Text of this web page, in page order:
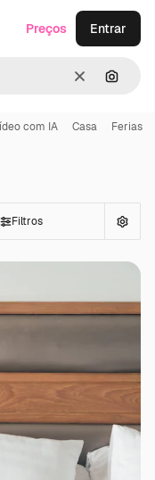
Limpar
Preços Entrar
com IA Casa Ferias
Filtros